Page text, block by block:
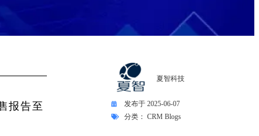
报告至
夏智科技
发布于 2025-06-07
分类： CRM Blogs